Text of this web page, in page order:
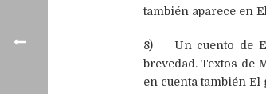
también aparece en
8) Un cuento de
brevedad. Textos de
en cuenta también El